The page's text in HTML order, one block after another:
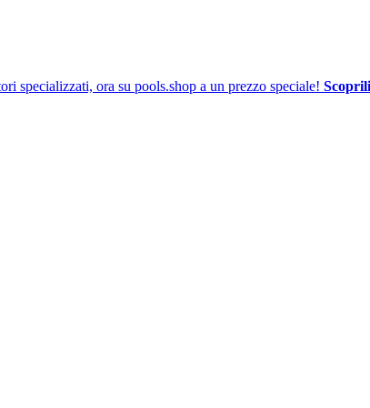
specializzati, ora su pools.shop a un prezzo speciale!